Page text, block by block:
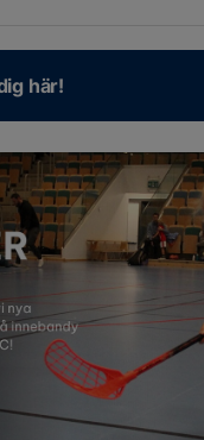
här!